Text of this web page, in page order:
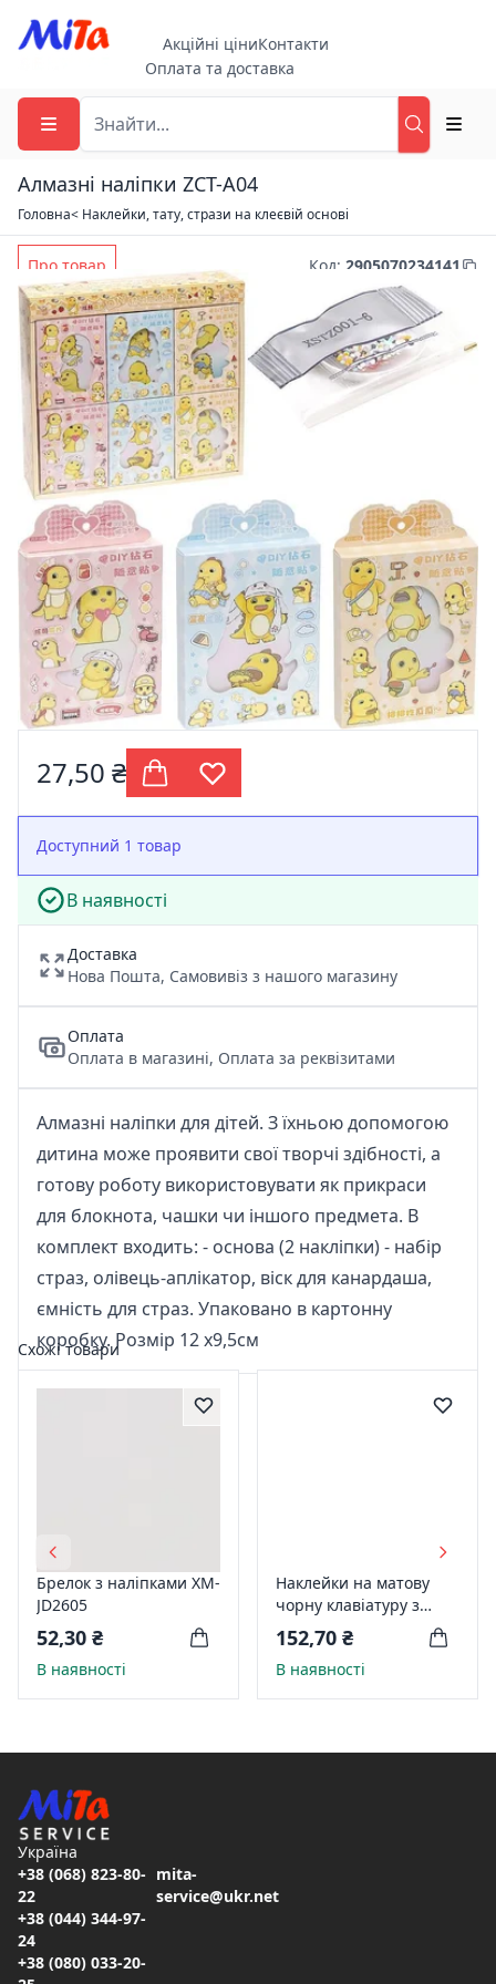
Акційні ціниКонтакти
Оплата та доставка
Алмазні наліпки ZCT-A04
Головна< Наклейки, тату, стрази на клеєвій основі
Про товар Код: 2905070234141
27,50 ₴
Доступний 1 товар
В наявності
Доставка
Нова Пошта, Самовивіз з нашого магазину
Оплата
Оплата в магазині, Оплата за реквізитами
Алмазні наліпки для дітей. З їхньою допомогою
дитина може проявити свої творчі здібності, а
готову роботу використовувати як прикраси
для блокнота, чашки чи іншого предмета. В
комплект входить: - основа (2 накліпки) - набір
страз, олівець-аплікатор, віск для канардаша,
ємність для страз. Упаковано в картонну
коробку. Розмір 12 х9,5см
Схожі товари
Брелок з наліпками XM-
JD2605
52,30 ₴
В наявності
Наклейки на матову
чорну клавіатуру з
зеленими літерами з
фосфором рос./англ.
16901
152,70 ₴
В наявності
Україна
+38 (068) 823-80-
22
+38 (044) 344-97-
24
+38 (080) 033-20-
mita-
service@ukr.net